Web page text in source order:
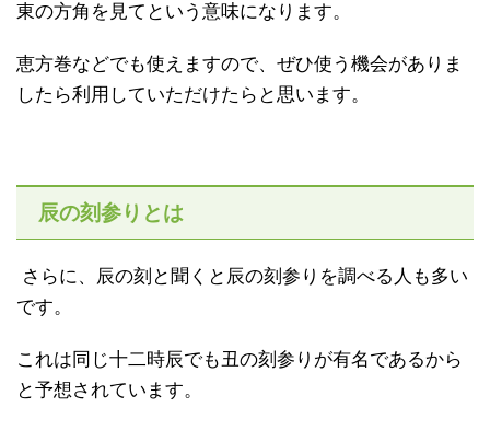
東の方角を見てという意味になります。
恵方巻などでも使えますので、ぜひ使う機会がありま
したら利用していただけたらと思います。
辰の刻参りとは
さらに、辰の刻と聞くと辰の刻参りを調べる人も多い
です。
これは同じ十二時辰でも丑の刻参りが有名であるから
と予想されています。